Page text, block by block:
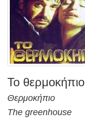
Το θερμοκήπιο
Θερμοκήπιο
The greenhouse